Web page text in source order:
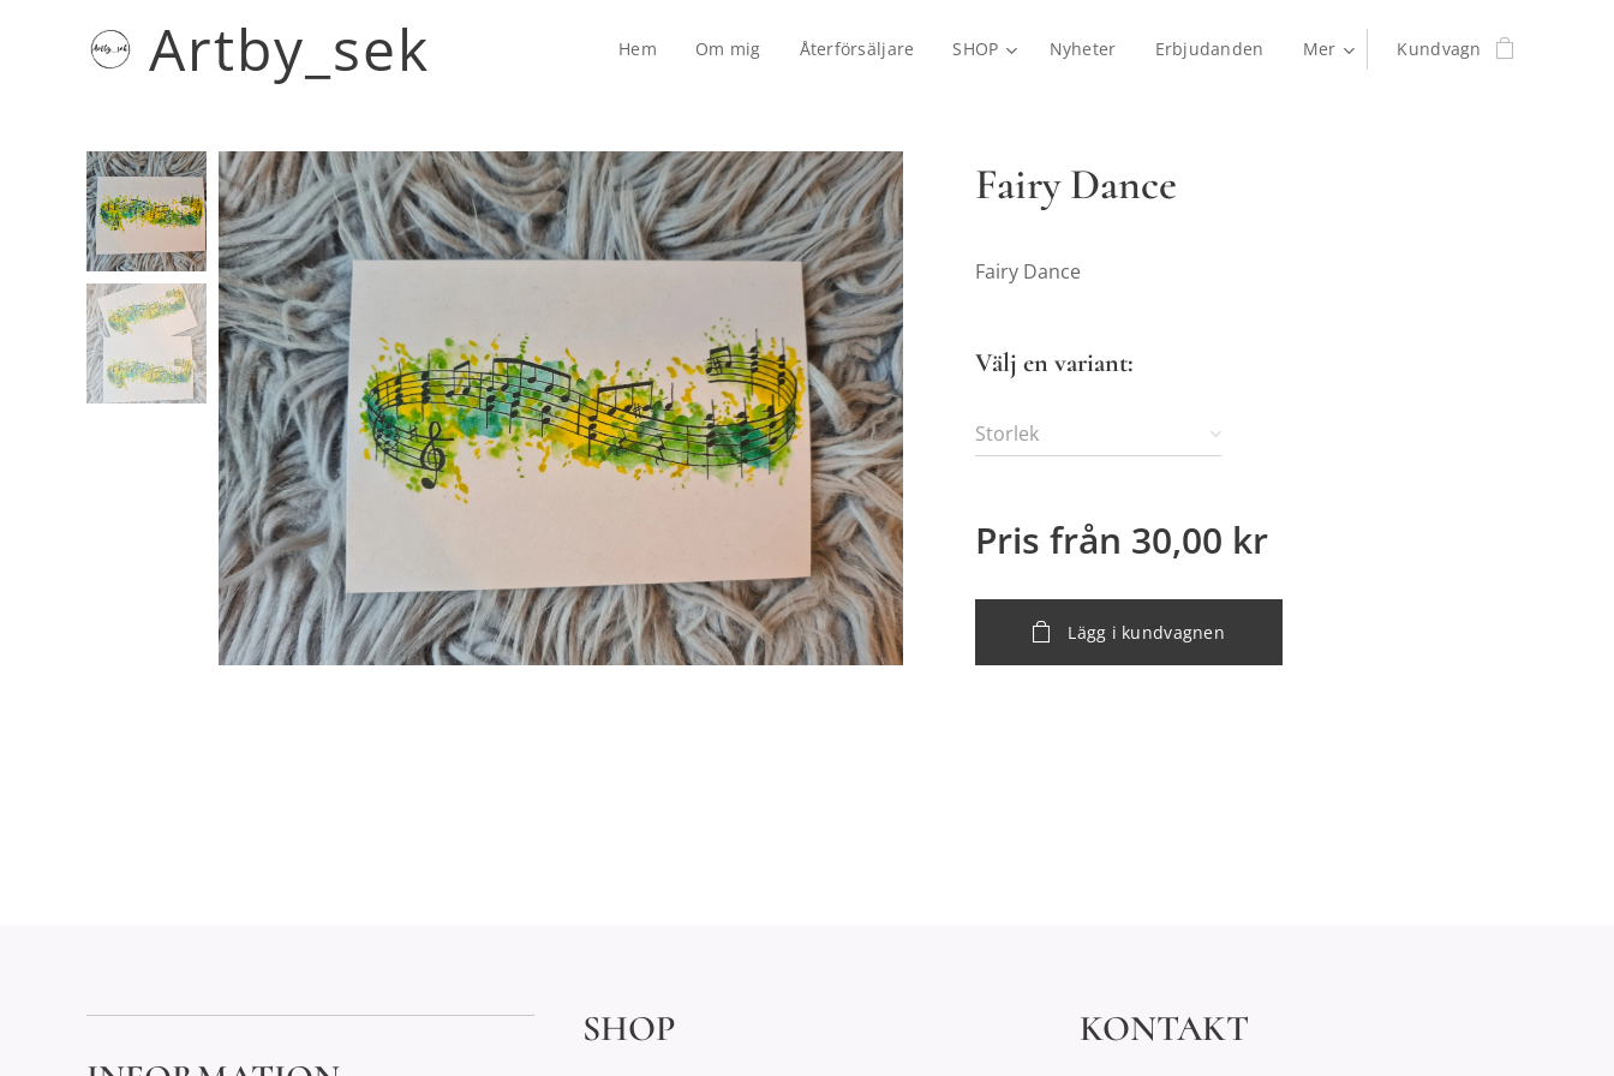
Artby_sek Hem Om mig Återförsäljare SHOP Nyheter Erbjudanden Mer Kundvagn
Fairy Dance
Fairy Dance
Välj en variant:
Storlek
Pris från 30,00 kr
Lägg i kundvagnen
SHOP KONTAKT